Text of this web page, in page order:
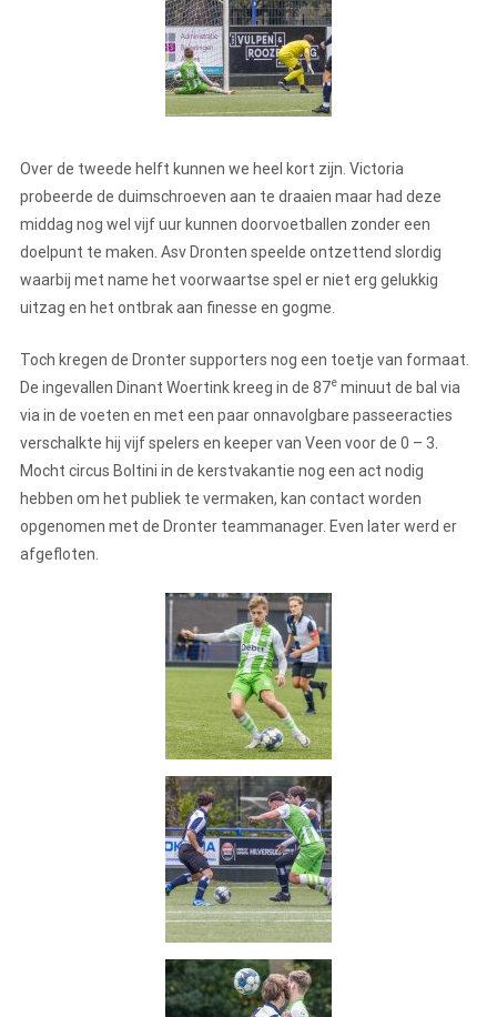
Over de tweede helft kunnen we heel kort zijn. Victoria
probeerde de duimschroeven aan te draaien maar had deze
middag nog wel vijf uur kunnen doorvoetballen zonder een
doelpunt te maken. Asv Dronten speelde ontzettend slordig
waarbij met name het voorwaartse spel er niet erg gelukkig
uitzag en het ontbrak aan finesse en gogme.
Toch kregen de Dronter supporters nog een toetje van formaat.
De ingevallen Dinant Woertink kreeg in de 87e minuut de bal via
via in de voeten en met een paar onnavolgbare passeeracties
verschalkte hij vijf spelers en keeper van Veen voor de 0 – 3.
Mocht circus Boltini in de kerstvakantie nog een act nodig
hebben om het publiek te vermaken, kan contact worden
opgenomen met de Dronter teammanager. Even later werd er
afgefloten.